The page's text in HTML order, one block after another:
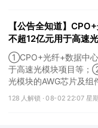
【公告全知道】
不超12亿元用于高速
①CPO+光纤+数据中心
于高速光模块项目等
光模块的AWG芯片及
物！公司拟定增募资不
128 人解锁 ·08-02 22:07 星